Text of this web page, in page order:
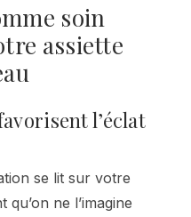
soin
assiette
l’éclat
se lit sur votre
ne l’imagine